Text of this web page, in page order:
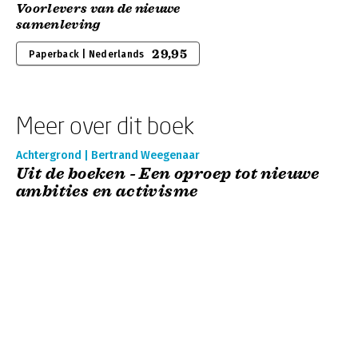
Voorlevers van de nieuwe
samenleving
Paperback | Nederlands 29,95
Meer over dit boek
Achtergrond | Bertrand Weegenaar
Uit de boeken - Een oproep tot nieuwe
ambities en activisme